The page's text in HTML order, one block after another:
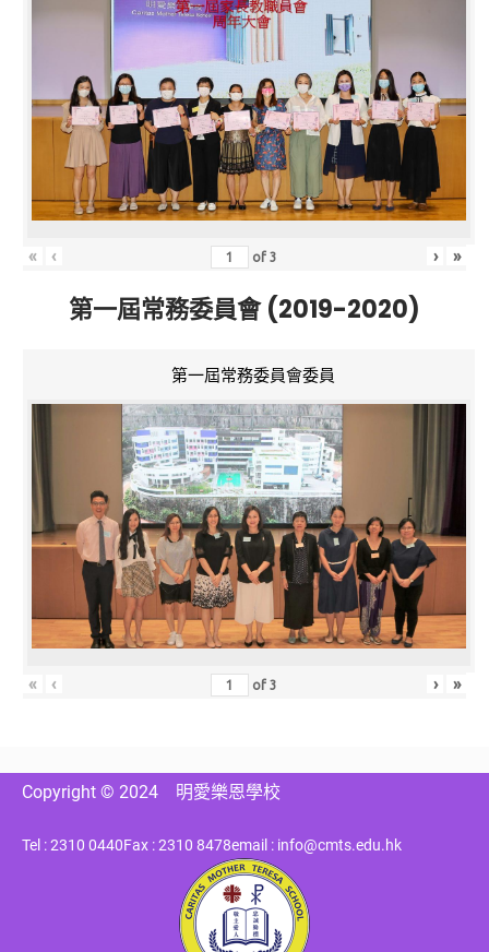
« ‹ of3 › »
第一屆常務委員會 (2019-2020)
第一屆常務委員會委員
« ‹ of3 › »
Copyright © 2024 明愛樂恩學校
Tel : 2310 0440Fax : 2310 8478email : info@cmts.edu.hk